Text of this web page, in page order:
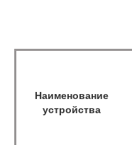
Наименование
устройства